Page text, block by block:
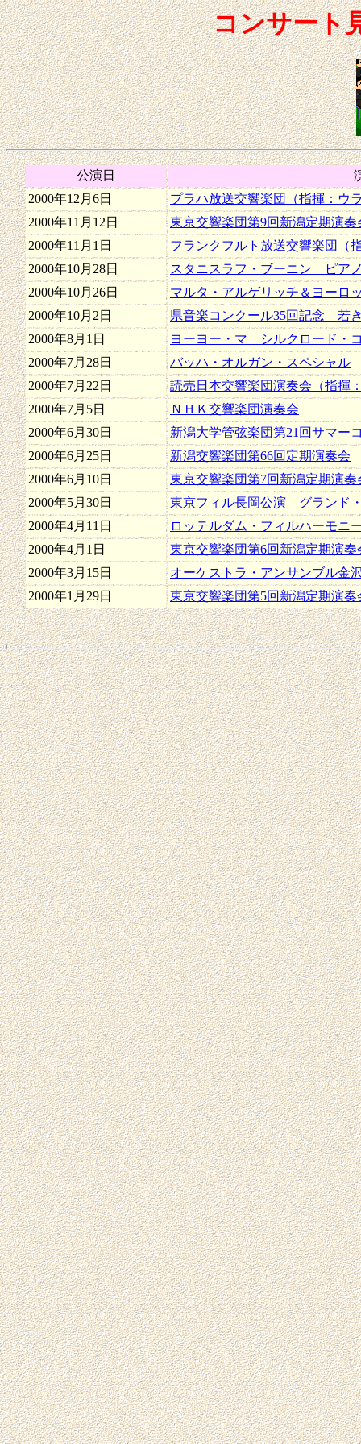
コンサート
公演日
2000年12月6日
プラハ放送交響楽団（指揮：ウ
2000年11月12日
東京交響楽団第9回新潟定期演奏
2000年11月1日
フランクフルト放送交響楽団（
2000年10月28日
スタニスラフ・ブーニン ピア
2000年10月26日
マルタ・アルゲリッチ＆ヨーロ
2000年10月2日
県音楽コンクール35回記念 若
2000年8月1日
ヨーヨー・マ シルクロード・
2000年7月28日
バッハ・オルガン・スペシャル
2000年7月22日
読売日本交響楽団演奏会（指揮
2000年7月5日
ＮＨＫ交響楽団演奏会
2000年6月30日
新潟大学管弦楽団第21回サマー
2000年6月25日
新潟交響楽団第66回定期演奏会
2000年6月10日
東京交響楽団第7回新潟定期演奏
2000年5月30日
東京フィル長岡公演 グランド
2000年4月11日
ロッテルダム・フィルハーモニ
2000年4月1日
東京交響楽団第6回新潟定期演奏
2000年3月15日
オーケストラ・アンサンブル
2000年1月29日
東京交響楽団第5回新潟定期演奏